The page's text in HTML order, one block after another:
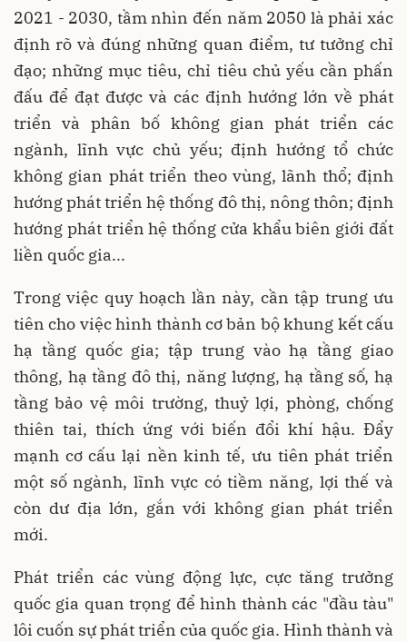
2021 - 2030, tầm nhìn đến năm 2050 là phải xác
định rõ và đúng những quan điểm, tư tưởng chỉ
đạo; những mục tiêu, chỉ tiêu chủ yếu cần phấn
đấu để đạt được và các định hướng lớn về phát
triển và phân bố không gian phát triển các
ngành, lĩnh vực chủ yếu; định hướng tổ chức
không gian phát triển theo vùng, lãnh thổ; định
hướng phát triển hệ thống đô thị, nông thôn; định
hướng phát triển hệ thống cửa khẩu biên giới đất
liền quốc gia...
Trong việc quy hoạch lần này, cần tập trung ưu
tiên cho việc hình thành cơ bản bộ khung kết cấu
hạ tầng quốc gia; tập trung vào hạ tầng giao
thông, hạ tầng đô thị, năng lượng, hạ tầng số, hạ
tầng bảo vệ môi trường, thuỷ lợi, phòng, chống
thiên tai, thích ứng với biến đổi khí hậu. Đẩy
mạnh cơ cấu lại nền kinh tế, ưu tiên phát triển
một số ngành, lĩnh vực có tiềm năng, lợi thế và
còn dư địa lớn, gắn với không gian phát triển
mới.
Phát triển các vùng động lực, cực tăng trưởng
quốc gia quan trọng để hình thành các "đầu tàu"
lôi cuốn sự phát triển của quốc gia. Hình thành và